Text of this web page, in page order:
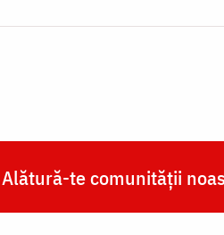
Alătură-te comunității